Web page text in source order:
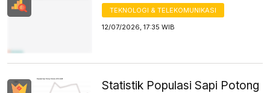
TEKNOLOGI & TELEKOMUNIKASI
12/07/2026, 17:35 WIB
Statistik Populasi Sapi Potong